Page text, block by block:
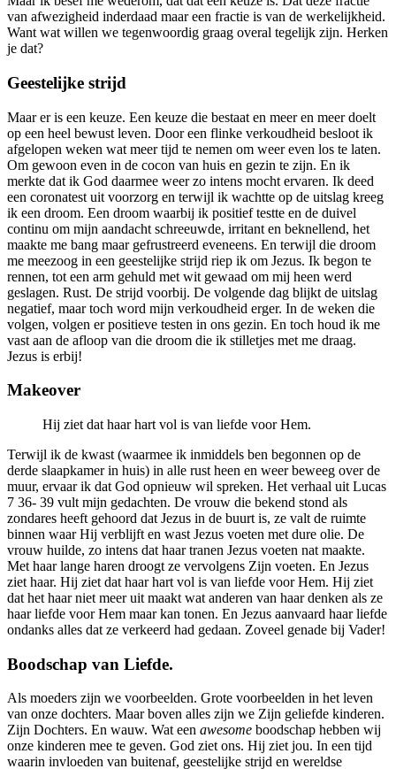
van afwezigheid inderdaad maar een fractie is van de werkelijkheid.
Want wat willen we tegenwoordig graag overal tegelijk zijn. Herken
je dat?
Geestelijke strijd
Maar er is een keuze. Een keuze die bestaat en meer en meer doelt
op een heel bewust leven. Door een flinke verkoudheid besloot ik
afgelopen weken wat meer tijd te nemen om weer even los te laten.
Om gewoon even in de cocon van huis en gezin te zijn. En ik
merkte dat ik God daarmee weer zo intens mocht ervaren. Ik deed
een coronatest uit voorzorg en terwijl ik wachtte op de uitslag kreeg
ik een droom. Een droom waarbij ik positief testte en de duivel
continu om mijn aandacht schreeuwde, irritant en beknellend, het
maakte me bang maar gefrustreerd eveneens. En terwijl die droom
me meezoog in een geestelijke strijd riep ik om Jezus. Ik begon te
rennen, tot een arm gehuld met wit gewaad om mij heen werd
geslagen. Rust. De strijd voorbij. De volgende dag blijkt de uitslag
negatief, maar toch word mijn verkoudheid erger. In de weken die
volgen, volgen er positieve testen in ons gezin. En toch houd ik me
vast aan de afloop van die droom die ik stilletjes met me draag.
Jezus is erbij!
Makeover
Hij ziet dat haar hart vol is van liefde voor Hem.
Terwijl ik de kwast (waarmee ik inmiddels ben begonnen op de
derde slaapkamer in huis) in alle rust heen en weer beweeg over de
muur, ervaar ik dat God opnieuw wil spreken. Het verhaal uit Lucas
7 36- 39 vult mijn gedachten. De vrouw die bekend stond als
zondares heeft gehoord dat Jezus in de buurt is, ze valt de ruimte
binnen waar Hij verblijft en wast Jezus voeten met dure olie. De
vrouw huilde, zo intens dat haar tranen Jezus voeten nat maakte.
Met haar lange haren droogt ze vervolgens Zijn voeten. En Jezus
ziet haar. Hij ziet dat haar hart vol is van liefde voor Hem. Hij ziet
dat het haar niet meer uit maakt wat anderen van haar denken als ze
haar liefde voor Hem maar kan tonen. En Jezus aanvaard haar liefde
ondanks alles dat ze verkeerd had gedaan. Zoveel genade bij Vader!
Boodschap van Liefde.
Als moeders zijn we voorbeelden. Grote voorbeelden in het leven
van onze dochters. Maar boven alles zijn we Zijn geliefde kinderen.
Zijn Dochters. En wauw. Wat een awesome boodschap hebben wij
onze kinderen mee te geven. God ziet ons. Hij ziet jou. In een tijd
waarin invloeden van buitenaf, geestelijke strijd en wereldse